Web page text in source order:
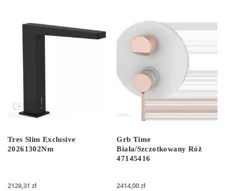
Tres Slim Exclusive
20261302Nm
2128,31 zł
Grb Time
Biała/Szczotkowany Róż
47145416
2414,00zł